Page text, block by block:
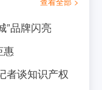
”品牌闪亮
惠
者谈知识产权